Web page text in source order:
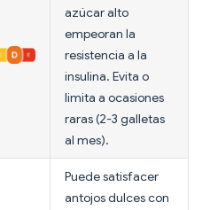
azúcar alto
empeoran la
resistencia a la
insulina. Evita o
limita a ocasiones
raras (2-3 galletas
al mes).
Puede satisfacer
antojos dulces con